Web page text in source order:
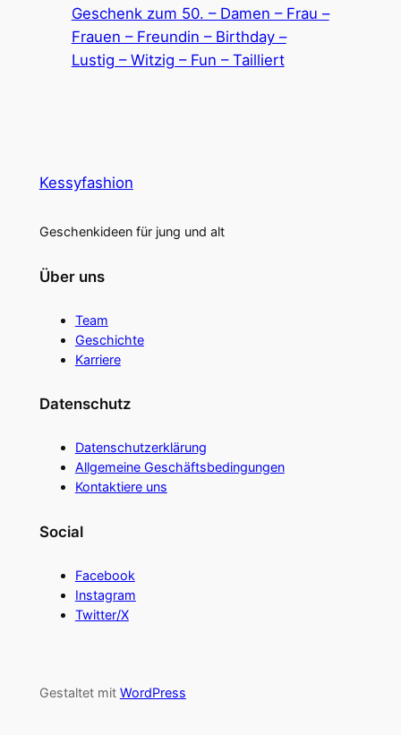
Geschenk zum 50. – Damen – Frau –
Frauen – Freundin – Birthday –
Lustig – Witzig – Fun – Tailliert
Kessyfashion
Geschenkideen für jung und alt
Über uns
Team
Geschichte
Karriere
Datenschutz
Datenschutzerklärung
Allgemeine Geschäftsbedingungen
Kontaktiere uns
Social
Facebook
Instagram
Twitter/X
Gestaltet mit WordPress